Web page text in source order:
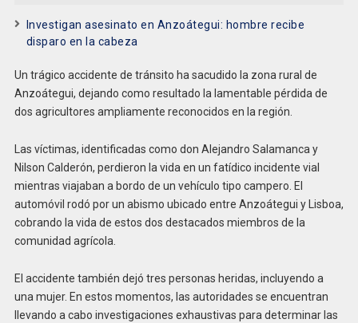
Investigan asesinato en Anzoátegui: hombre recibe
disparo en la cabeza
Un trágico accidente de tránsito ha sacudido la zona rural de
Anzoátegui, dejando como resultado la lamentable pérdida de
dos agricultores ampliamente reconocidos en la región.
Las víctimas, identificadas como don Alejandro Salamanca y
Nilson Calderón, perdieron la vida en un fatídico incidente vial
mientras viajaban a bordo de un vehículo tipo campero. El
automóvil rodó por un abismo ubicado entre Anzoátegui y Lisboa,
cobrando la vida de estos dos destacados miembros de la
comunidad agrícola.
El accidente también dejó tres personas heridas, incluyendo a
una mujer. En estos momentos, las autoridades se encuentran
llevando a cabo investigaciones exhaustivas para determinar las